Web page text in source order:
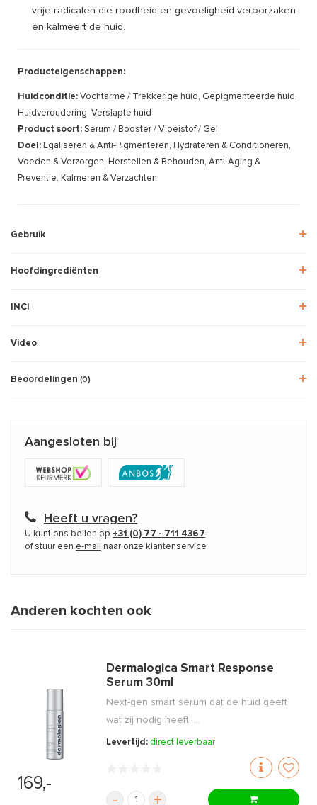
vrije radicalen die roodheid en gevoeligheid veroorzaken
en kalmeert de huid.
Producteigenschappen:
Huidconditie: Vochtarme / Trekkerige huid, Gepigmenteerde huid,
Huidveroudering, Verslapte huid
Product soort: Serum / Booster / Vloeistof / Gel
Doel: Egaliseren & Anti-Pigmenteren, Hydrateren & Conditioneren,
Voeden & Verzorgen, Herstellen & Behouden, Anti-Aging &
Preventie, Kalmeren & Verzachten
Gebruik
Hoofdingrediënten
INCI
Video
Beoordelingen (0)
Aangesloten bij
Heeft u vragen?
U kunt ons bellen op +31 (0) 77 - 711 4367
of stuur een e-mail naar onze klantenservice
Anderen kochten ook
169,-
Dermalogica Smart Response
Serum 30ml
Next-gen smart serum dat de huid geeft
wat zij nodig heeft, ...
Levertijd: direct leverbaar
- +